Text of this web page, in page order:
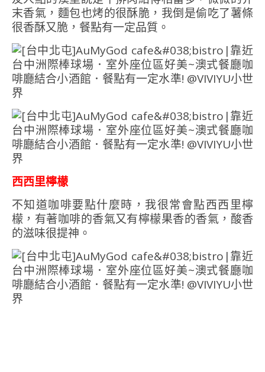
末香氣，麵包也烤的很酥脆，我倒是偷吃了薯條
很香酥又脆，餐點有一定品質。
西西里檸檬
不知道咖啡要點什麼時，我很常會點西西里檸
檬，有著咖啡的香氣又有檸檬果香的香氣，酸香
的滋味很提神。